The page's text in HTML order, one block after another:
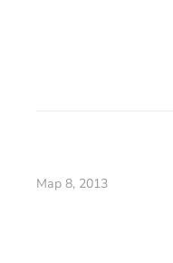
Мар 8, 2013